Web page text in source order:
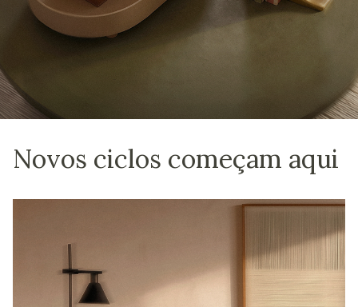
Novos ciclos começam aqui